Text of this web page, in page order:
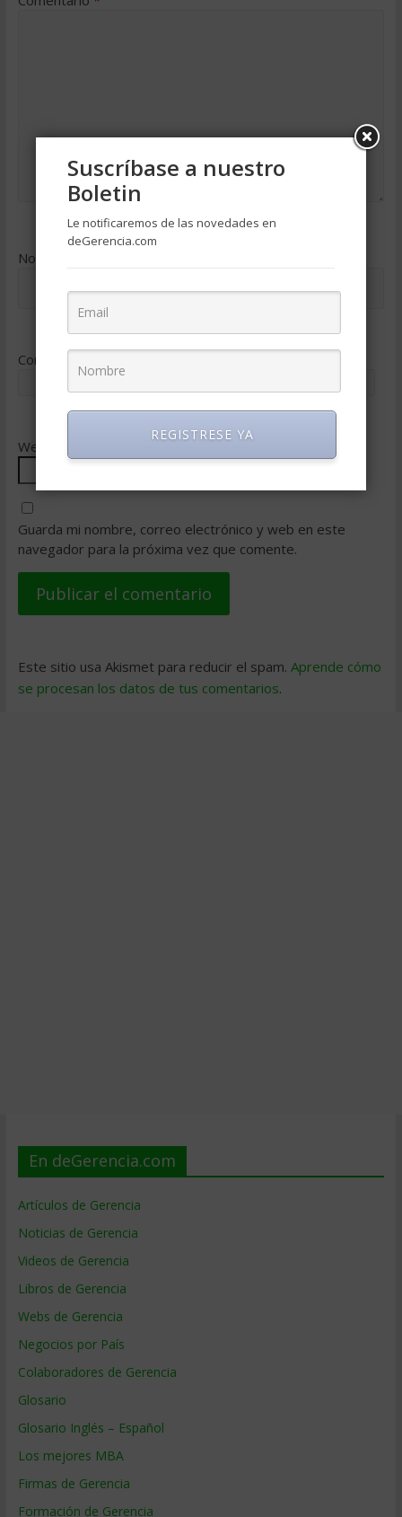
Nombre
Correo electrónico
Web
Guarda mi nombre, correo electrónico y web en este
navegador para la próxima vez que comente.
Este sitio usa Akismet para reducir el spam. Aprende cómo
se procesan los datos de tus comentarios.
En deGerencia.com
Artículos de Gerencia
Noticias de Gerencia
Videos de Gerencia
Libros de Gerencia
Webs de Gerencia
Negocios por País
Colaboradores de Gerencia
Glosario
Glosario Inglés – Español
Los mejores MBA
Firmas de Gerencia
Formación de Gerencia
Suscríbase a nuestro
Boletin
Le notificaremos de las novedades en
deGerencia.com
REGISTRESE YA